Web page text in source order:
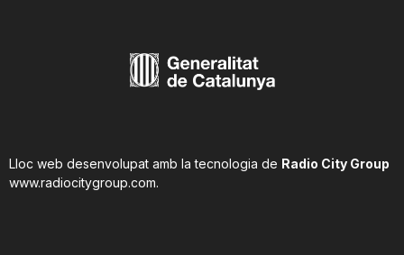
Lloc web desenvolupat amb la tecnologia de Radio City Group
www.radiocitygroup.com.